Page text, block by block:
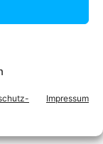
Impressum